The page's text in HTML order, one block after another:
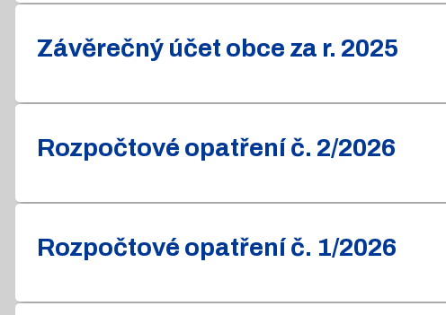
Závěrečný účet obce za r. 2025
Rozpočtové opatření č. 2/2026
Rozpočtové opatření č. 1/2026